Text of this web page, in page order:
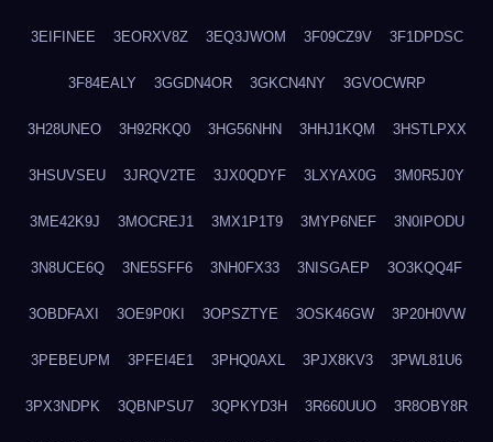
3EIFINEE 3EORXV8Z 3EQ3JWOM 3F09CZ9V 3F1DPDSC
3F84EALY 3GGDN4OR 3GKCN4NY 3GVOCWRP
3H28UNEO 3H92RKQ0 3HG56NHN 3HHJ1KQM 3HSTLPXX
3HSUVSEU 3JRQV2TE 3JX0QDYF 3LXYAX0G 3M0R5J0Y
3ME42K9J 3MOCREJ1 3MX1P1T9 3MYP6NEF 3N0IPODU
3N8UCE6Q 3NE5SFF6 3NH0FX33 3NISGAEP 3O3KQQ4F
3OBDFAXI 3OE9P0KI 3OPSZTYE 3OSK46GW 3P20H0VW
3PEBEUPM 3PFEI4E1 3PHQ0AXL 3PJX8KV3 3PWL81U6
3PX3NDPK 3QBNPSU7 3QPKYD3H 3R660UUO 3R8OBY8R